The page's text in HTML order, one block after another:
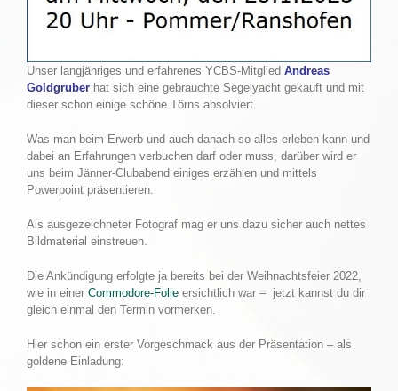
Unser langjähriges und erfahrenes YCBS-Mitglied Andreas
Goldgruberhat sich eine gebrauchte Segelyacht gekauft und mit
dieser schon einige schöne Törns absolviert.
Was man beim Erwerb und auch danach so alles erleben kann und
dabei an Erfahrungen verbuchen darf oder muss, darüber wird er
uns beim Jänner-Clubabend einiges erzählen und mittels
Powerpoint präsentieren.
Als ausgezeichneter Fotograf mag er uns dazu sicher auch nettes
Bildmaterial einstreuen.
Die Ankündigung erfolgte ja bereits bei der Weihnachtsfeier 2022,
wie in einer Commodore-Folieersichtlich war – jetzt kannst du dir
gleich einmal den Termin vormerken.
Hier schon ein erster Vorgeschmack aus der Präsentation – als
goldene Einladung: